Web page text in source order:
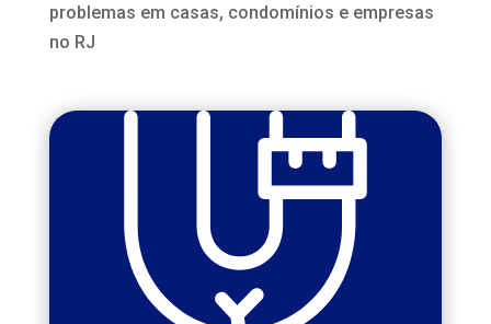
problemas em casas, condomínios e empresas
no RJ